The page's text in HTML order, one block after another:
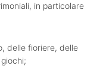
in particolare
delle fioriere, delle